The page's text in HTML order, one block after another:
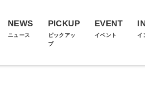
NEWS
ニュース
PICKUP
ピックアッ
プ
EVENT
イベント イ